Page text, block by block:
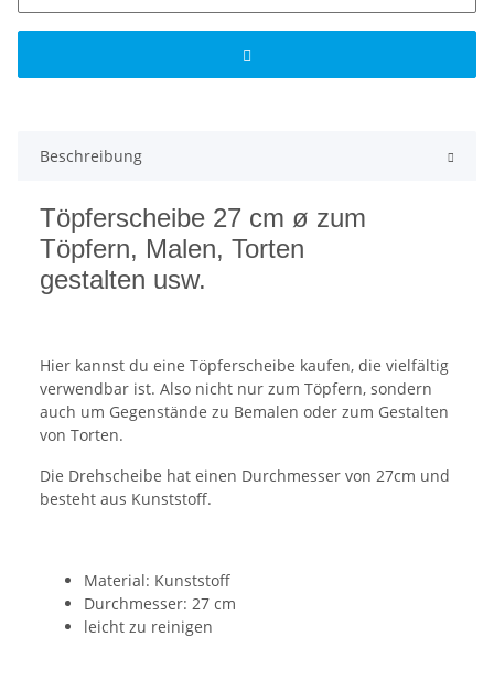
Beschreibung
Töpferscheibe 27 cm ø zum
Töpfern, Malen, Torten
gestalten usw.
Hier kannst du eine Töpferscheibe kaufen, die vielfältig
verwendbar ist. Also nicht nur zum Töpfern, sondern
auch um Gegenstände zu Bemalen oder zum Gestalten
von Torten.
Die Drehscheibe hat einen Durchmesser von 27cm und
besteht aus Kunststoff.
Material: Kunststoff
Durchmesser: 27 cm
leicht zu reinigen